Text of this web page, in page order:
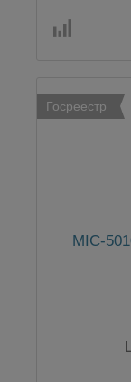
Госреестр
MIC-